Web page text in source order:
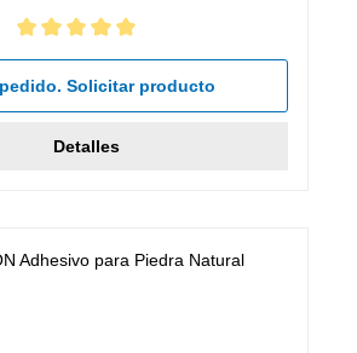
de 5 de 5 estrellas
Solicitar producto
Detalles